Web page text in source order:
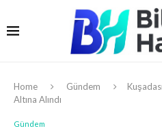
Home Gündem
Altına Alındı
Gündem